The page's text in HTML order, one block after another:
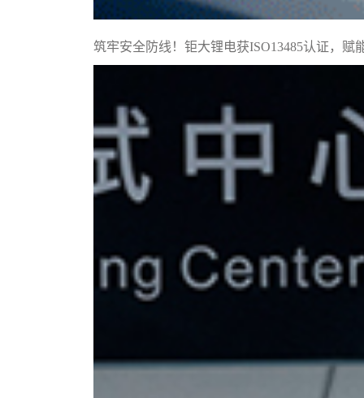
筑牢安全防线！钜大锂电获ISO13485认证，赋